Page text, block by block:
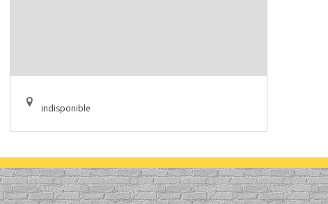
indisponible